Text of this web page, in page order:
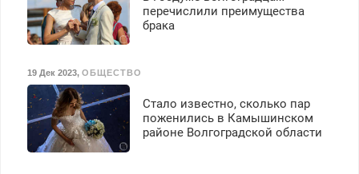
перечислили преимущества
брака
19 Дек 2023, ОБЩЕСТВО
Стало известно, сколько пар
поженились в Камышинском
районе Волгоградской области